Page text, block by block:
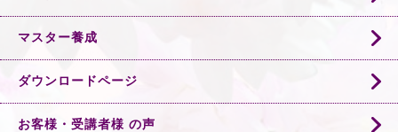
マスター養成
ダウンロードページ
お客様・受講者様 の声